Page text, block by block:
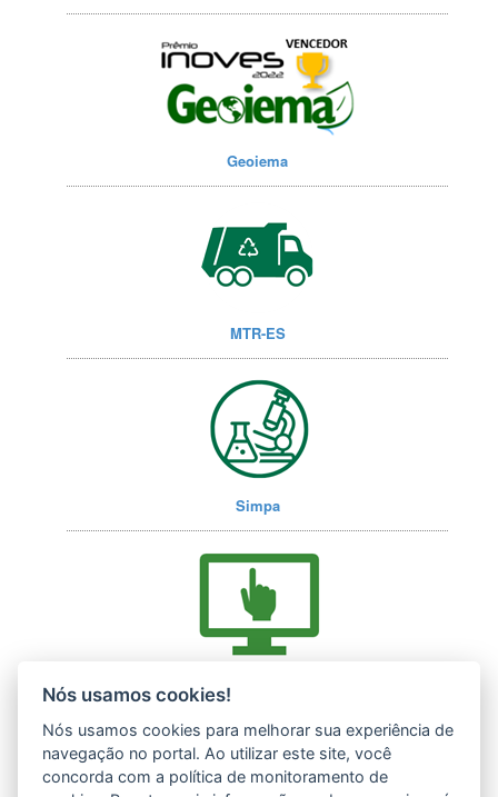
Geoiema
MTR-ES
Simpa
Nós usamos cookies!
Nós usamos cookies para melhorar sua experiência de
navegação no portal. Ao utilizar este site, você
concorda com a política de monitoramento de